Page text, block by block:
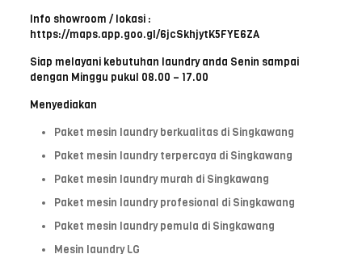
Info showroom / lokasi :
https://maps.app.goo.gl/6jcSkhjytK5FYE6ZA
Siap melayani kebutuhan laundry anda Senin sampai
dengan Minggu pukul 08.00 – 17.00
Menyediakan
Paket mesin laundry berkualitas di Singkawang
Paket mesin laundry terpercaya di Singkawang
Paket mesin laundry murah di Singkawang
Paket mesin laundry profesional di Singkawang
Paket mesin laundry pemula di Singkawang
Mesin laundry LG